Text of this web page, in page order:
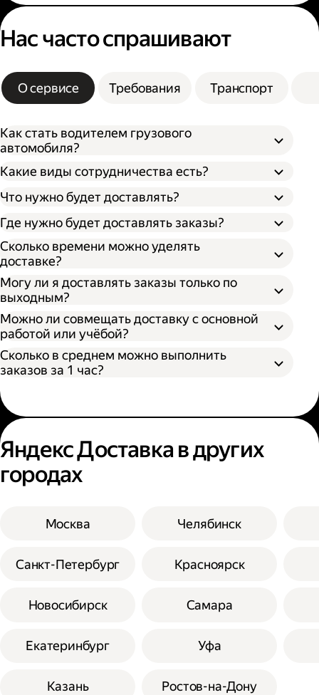
Нас часто спрашивают
О сервисе Требования Транспорт
Как стать водителем грузового
автомобиля?
Какие виды сотрудничества есть?
Через парк;
Через парк как самозанятый;
Как самозанятый;
Что нужно будет доставлять?
Где нужно будет доставлять заказы?
Сколько времени можно уделять
доставке?
Могу ли я доставлять заказы только по
выходным?
Можно ли совмещать доставку с основной
работой или учёбой?
Сколько в среднем можно выполнить
заказов за 1 час?
Яндекс Доставка в других
городах
Москва
Санкт-Петербург
Новосибирск
Екатеринбург
Казань
Челябинск
Красноярск
Самара
Уфа
Ростов-на-Дону